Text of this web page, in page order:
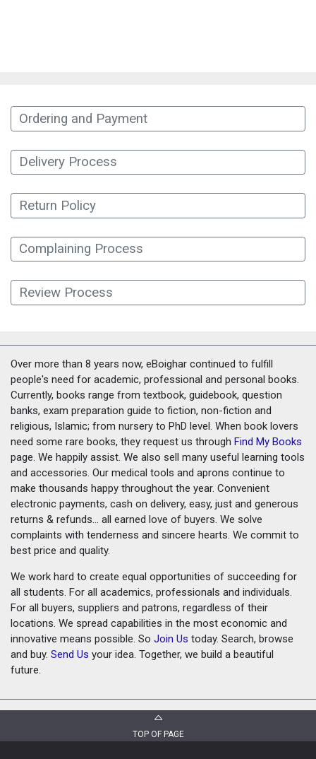
Ordering and Payment
Delivery Process
Return Policy
Complaining Process
Review Process
Over more than 8 years now, eBoighar continued to fulfill
people's need for academic, professional and personal books.
Currently, books range from textbook, guidebook, question
banks, exam preparation guide to fiction, non-fiction and
religious, Islamic; from nursery to PhD level. When book lovers
need some rare books, they request us through Find My Books
page. We happily assist. We also sell many useful learning tools
and accessories. Our medical tools and aprons continue to
make thousands happy throughout the year. Convenient
electronic payments, cash on delivery, easy, just and generous
returns & refunds... all earned love of buyers. We solve
complaints with tenderness and sincere hearts. We commit to
best price and quality.
We work hard to create equal opportunities of succeeding for
all students. For all academics, professionals and individuals.
For all buyers, suppliers and patrons, regardless of their
locations. We spread capabilities in the most economic and
innovative means possible. So Join Us today. Search, browse
and buy. Send Us your idea. Together, we build a beautiful
future.
TOP OF PAGE